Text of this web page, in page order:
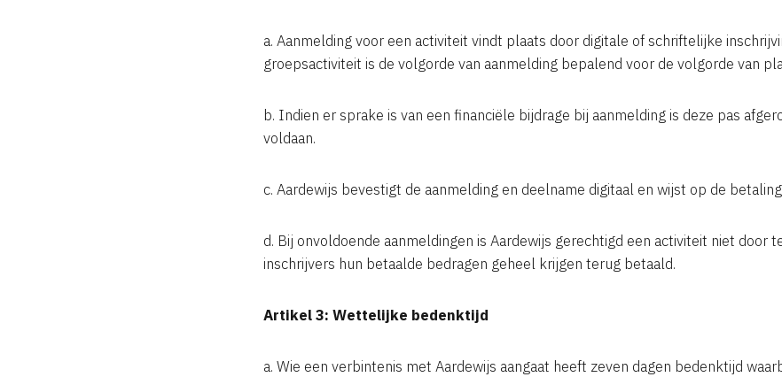
a. Aanmelding voor een activiteit vindt plaats door digitale of schriftelijke
groepsactiviteit is de volgorde van aanmelding bepalend voor de volgorde van
b. Indien er sprake is van een financiële bijdrage bij aanmelding is deze pas
voldaan.
c. Aardewijs bevestigt de aanmelding en deelname digitaal en wijst op de
d. Bij onvoldoende aanmeldingen is Aardewijs gerechtigd een activiteit niet door
inschrijvers hun betaalde bedragen geheel krijgen terug betaald.
Artikel 3: Wettelijke bedenktijd
a. Wie een verbintenis met Aardewijs aangaat heeft zeven dagen bedenktijd